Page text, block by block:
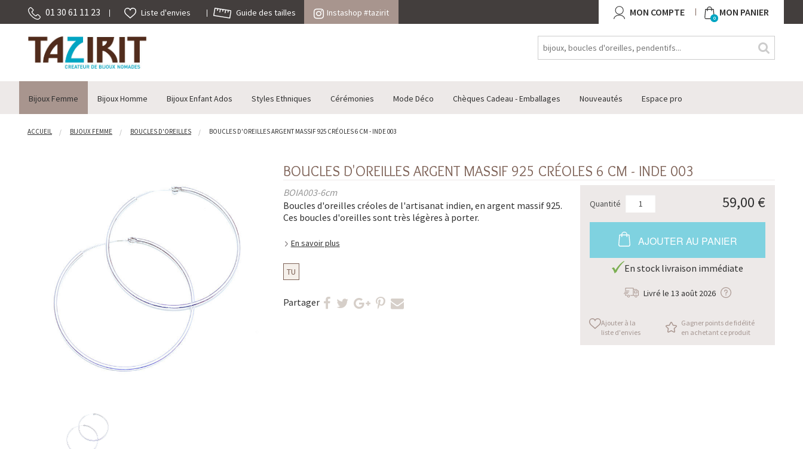
01 30 61 11 23 Liste d'envies Guide des tailles Instashop #tazirit MON COMPTE 0 MON PANIER
Bijoux Femme Bijoux Homme Bijoux Enfant Ados Styles Ethniques Cérémonies Mode Déco Chèques Cadeau - Emballages Nouveautés Espace pro
ACCUEIL BIJOUX FEMME BOUCLES D'OREILLES BOUCLES D'OREILLES ARGENT MASSIF 925 CRÉOLES 6 CM - INDE 003
BOUCLES D'OREILLES ARGENT MASSIF 925 CRÉOLES 6 CM - INDE 003
BOIA003-6cm
Boucles d'oreilles créoles de l'artisanat indien, en argent massif 925.
Ces boucles d'oreilles sont très légères à porter.
En savoir plus
TU
Partager
Quantité 59,00 €
AJOUTER AU PANIER
En stock livraison immédiate
Livré le13 août 2026
Ajouter à la
liste d'envies
Gagner points de fidélité
en achetant ce produit